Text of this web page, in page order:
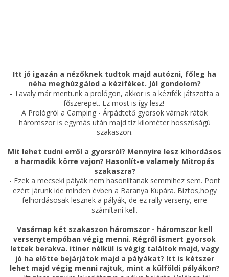
Itt jó igazán a nézőknek tudtok majd autózni, főleg ha
néha meghúzgálod a kéziféket. Jól gondolom?
- Tavaly már mentünk a prológon, akkor is a kézifék játszotta a
főszerepet. Ez most is így lesz!
A Prológról a Camping - Árpádtető gyorsok várnak rátok
háromszor is egymás után majd tíz kilométer hosszúságú
szakaszon.
Mit lehet tudni erről a gyorsról? Mennyire lesz kihordásos
a harmadik körre vajon? Hasonlít-e valamely Mitropás
szakaszra?
- Ezek a mecseki pályák nem hasonlítanak semmihez sem. Pont
ezért járunk ide minden évben a Baranya Kupára. Biztos,hogy
felhordásosak lesznek a pályák, de ez rally verseny, erre
számítani kell.
Vasárnap két szakaszon háromszor - háromszor kell
versenytempóban végig menni. Régről ismert gyorsok
lettek berakva. itiner nélkül is végig találtok majd, vagy
jó ha előtte bejárjátok majd a pályákat? Itt is kétszer
lehet majd végig menni rajtuk, mint a külföldi pályákon?